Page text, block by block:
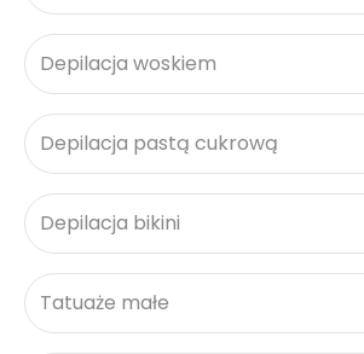
Depilacja woskiem
Depilacja pastą cukrową
Depilacja bikini
Tatuaże małe